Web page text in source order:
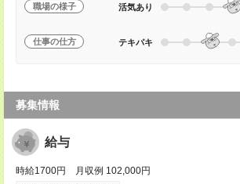
職場の様子 活気あり
仕事の仕方 テキパキ
募集情報
給与
時給1700円 月収例 102,000円